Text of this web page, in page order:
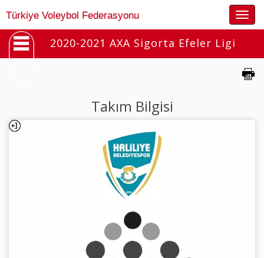
Türkiye Voleybol Federasyonu
2020-2021 AXA Sigorta Efeler Ligi
Takım Bilgisi